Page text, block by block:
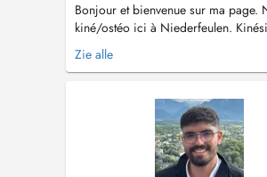
Bonjour et bienvenue sur ma page.
kiné/ostéo ici à Niederfeulen.
de formation, j'ai obtenu mon Master
kinésithérapie en 2013 à Liège
obtenu le titre d'ostéopathe D.O en
l'International Academy of...
Zie alle